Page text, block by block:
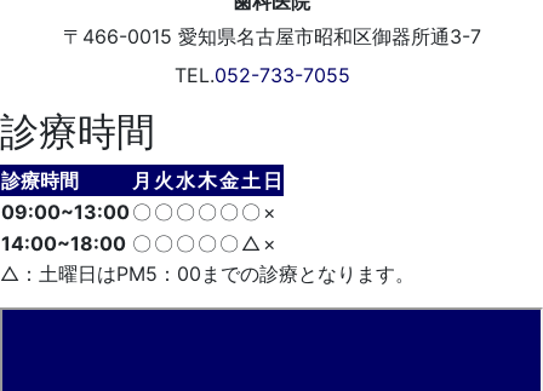
〒466-0015 愛知県名古屋市昭和区御器所通3-7
TEL.052-733-7055
診療時間
診療時間 月 火水木金土 日
09:00~13:00〇 〇 〇 〇 〇 〇 ×
14:00~18:00 〇 〇 〇 〇 〇 △ ×
△：土曜日はPM5：00までの診療となります。